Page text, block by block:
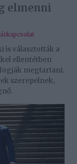
elmenni
is választották a
ellentétben
megtartani.
szerepelnek,